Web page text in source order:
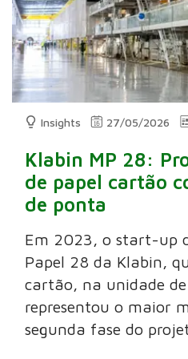
Insights 27/05/2026
Klabin MP 28:
de papel cartão
de ponta
Em 2023, o start-up
Papel 28 da Klabin,
cartão, na unidade
representou o maior
segunda fase do